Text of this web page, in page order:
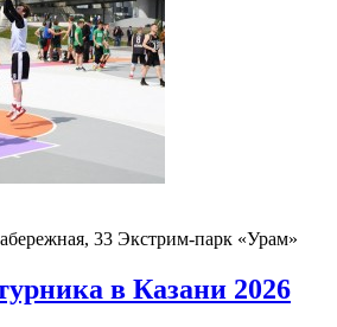
33 Экстрим-парк «Урам»
в Казани 2026